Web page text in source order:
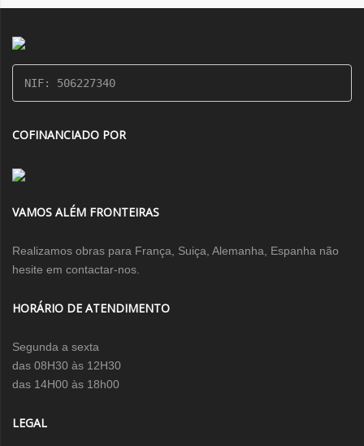
NIF: 506227340
COFINANCIADO POR
VAMOS ALÉM FRONTEIRAS
Realizamos obras para França, Suiça, Alemanha, Espanha não
hesite em contactar-nos.
HORÁRIO DE ATENDIMENTO
Segunda a sexta
das 08H30 às 12H30
das 14H00 às 18h00
LEGAL